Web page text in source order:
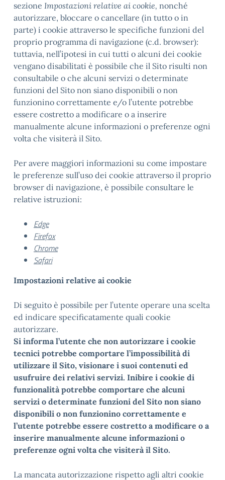
sezione Impostazioni relative ai cookie, nonché
autorizzare, bloccare o cancellare (in tutto o in
parte) i cookie attraverso le specifiche funzioni del
proprio programma di navigazione (c.d. browser):
tuttavia, nell’ipotesi in cui tutti o alcuni dei cookie
vengano disabilitati è possibile che il Sito risulti non
consultabile o che alcuni servizi o determinate
funzioni del Sito non siano disponibili o non
funzionino correttamente e/o l’utente potrebbe
essere costretto a modificare o a inserire
manualmente alcune informazioni o preferenze ogni
volta che visiterà il Sito.
Per avere maggiori informazioni su come impostare
le preferenze sull’uso dei cookie attraverso il proprio
browser di navigazione, è possibile consultare le
relative istruzioni:
Edge
Firefox
Chrome
Safari
Impostazioni relative ai cookie
Di seguito è possibile per l’utente operare una scelta
ed indicare specificatamente quali cookie
autorizzare.
Si informa l’utente che non autorizzare i cookie
tecnici potrebbe comportare l’impossibilità di
utilizzare il Sito, visionare i suoi contenuti ed
usufruire dei relativi servizi. Inibire i cookie di
funzionalità potrebbe comportare che alcuni
servizi o determinate funzioni del Sito non siano
disponibili o non funzionino correttamente e
l’utente potrebbe essere costretto a modificare o a
inserire manualmente alcune informazioni o
preferenze ogni volta che visiterà il Sito.
La mancata autorizzazione rispetto agli altri cookie